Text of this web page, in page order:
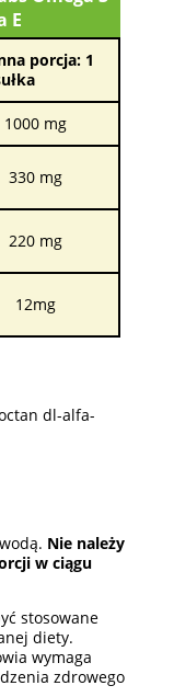
E
porcja: 1
1000 mg
330 mg
220 mg
12mg
dl-alfa-
Nie należy
w ciągu
stosowane
diety.
wymaga
zdrowego